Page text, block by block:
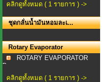
คลิกดูทั้งหมด ( 1 รายการ ) ->
ชุดกลั่นน้ำมันหอมละเ...
Rotary Evaporator
ROTARY EVAPORATOR
Bra...
คลิกดูทั้งหมด ( 1 รายการ ) ->